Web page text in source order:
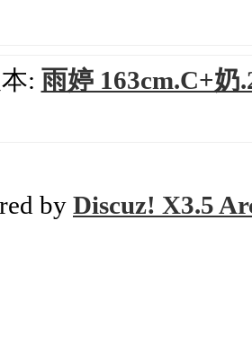
: 雨婷 163cm.C+奶
by Discuz! X3.5